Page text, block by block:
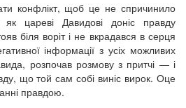
конфлікт, щоб це не спричинило
як цареві Давидові доніс правду
біля воріт і не вкрадався в серця
інформації з усіх можливих
розпочав розмову з притчі — і
що той сам собі виніс вирок. Оце
правдою.